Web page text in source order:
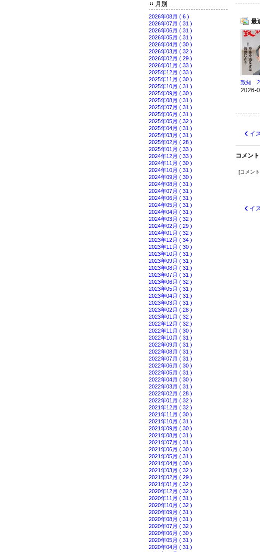
月別
2026年08月 ( 6 )
2026年07月 ( 31 )
2026年06月 ( 31 )
2026年05月 ( 31 )
2026年04月 ( 30 )
2026年03月 ( 32 )
2026年02月 ( 29 )
2026年01月 ( 33 )
2025年12月 ( 33 )
2025年11月 ( 30 )
2025年10月 ( 31 )
2025年09月 ( 30 )
2025年08月 ( 31 )
2025年07月 ( 31 )
2025年06月 ( 31 )
2025年05月 ( 32 )
2025年04月 ( 31 )
2025年03月 ( 31 )
2025年02月 ( 28 )
2025年01月 ( 33 )
2024年12月 ( 33 )
2024年11月 ( 30 )
2024年10月 ( 31 )
2024年09月 ( 30 )
2024年08月 ( 31 )
2024年07月 ( 31 )
2024年06月 ( 31 )
2024年05月 ( 31 )
2024年04月 ( 31 )
2024年03月 ( 32 )
2024年02月 ( 29 )
2024年01月 ( 32 )
2023年12月 ( 34 )
2023年11月 ( 30 )
2023年10月 ( 31 )
2023年09月 ( 31 )
2023年08月 ( 31 )
2023年07月 ( 31 )
2023年06月 ( 32 )
2023年05月 ( 31 )
2023年04月 ( 31 )
2023年03月 ( 31 )
2023年02月 ( 28 )
2023年01月 ( 32 )
2022年12月 ( 32 )
2022年11月 ( 30 )
2022年10月 ( 31 )
2022年09月 ( 31 )
2022年08月 ( 31 )
2022年07月 ( 31 )
2022年06月 ( 30 )
2022年05月 ( 31 )
2022年04月 ( 30 )
2022年03月 ( 31 )
2022年02月 ( 28 )
2022年01月 ( 32 )
2021年12月 ( 32 )
2021年11月 ( 30 )
2021年10月 ( 31 )
2021年09月 ( 30 )
2021年08月 ( 31 )
2021年07月 ( 31 )
2021年06月 ( 30 )
2021年05月 ( 31 )
2021年04月 ( 30 )
2021年03月 ( 32 )
2021年02月 ( 29 )
2021年01月 ( 32 )
2020年12月 ( 32 )
2020年11月 ( 31 )
2020年10月 ( 32 )
2020年09月 ( 31 )
2020年08月 ( 31 )
2020年07月 ( 32 )
2020年06月 ( 30 )
2020年05月 ( 31 )
2020年04月 ( 31 )
最
2026-
コメント
[コメン